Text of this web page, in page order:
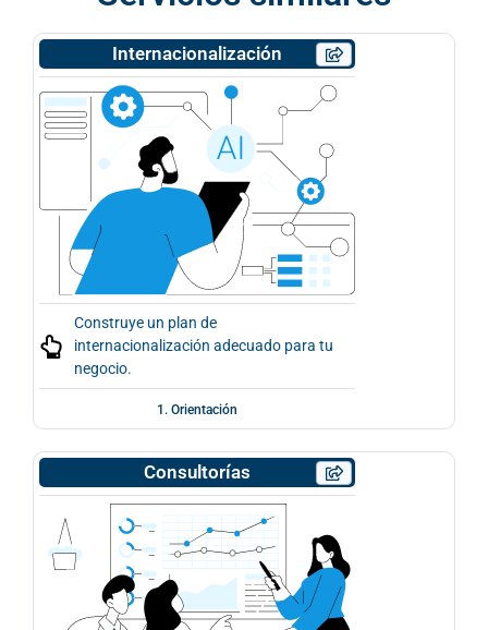
Internacionalización
Construye un plan de
internacionalización adecuado para tu
negocio.
1. Orientación
Consultorías